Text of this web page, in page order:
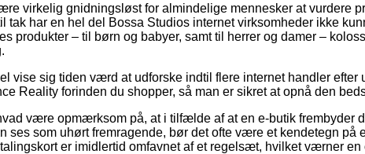
virkelig gnidningsløst for almindelige mennesker at vurdere
tak har en hel del Bossa Studios internet virksomheder ikke
produkter – til børn og babyer, samt til herrer og damer –
vise sig tiden værd at udforske indtil flere internet handler efter
Reality forinden du shopper, så man er sikret at opnå den
være opmærksom på, at i tilfælde af at en e-butik frembyder
ses som uhørt fremragende, bør det ofte være et kendetegn på
er imidlertid omfavnet af et regelsæt, hvilket værner en